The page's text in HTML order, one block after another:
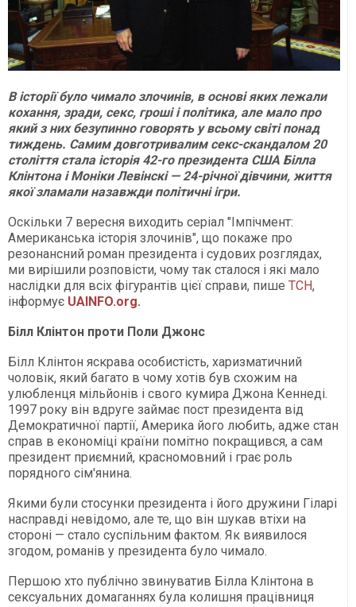
В історії було чимало злочинів, в основі яких лежали
кохання, зради, секс, гроші і політика, але мало про
який з них безупинно говорять у всьому світі понад
тиждень. Самим довготривалим секс-скандалом 20
століття стала історія 42-го президента США Білла
Клінтона і Моніки Левінскі — 24-річної дівчини, життя
якої зламали назавжди політичні ігри.
Оскільки 7 вересня виходить серіал "Імпічмент:
Американська історія злочинів", що покаже про
резонансний роман президента і судових розглядах,
ми вирішили розповісти, чому так сталося і які мало
наслідки для всіх фігурантів цієї справи, пише ТСН,
інформує UAINFO.org.
Білл Клінтон проти Поли Джонс
Білл Клінтон яскрава особистість, харизматичний
чоловік, який багато в чому хотів був схожим на
улюбленця мільйонів і свого кумира Джона Кеннеді.
1997 року він вдруге займає пост президента від
Демократичної партії, Америка його любить, адже стан
справ в економіці країни помітно покращився, а сам
президент приємний, красномовний і грає роль
порядного сім'янина.
Якими були стосунки президента і його дружини Гіларі
насправді невідомо, але те, що він шукав втіхи на
стороні — стало суспільним фактом. Як виявилося
згодом, романів у президента було чимало.
Першою хто публічно звинуватив Білла Клінтона в
сексуальних домаганнях була колишня працівниця